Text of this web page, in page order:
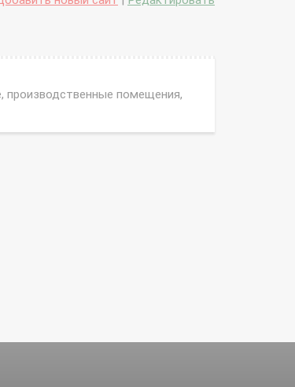
производственные помещения,